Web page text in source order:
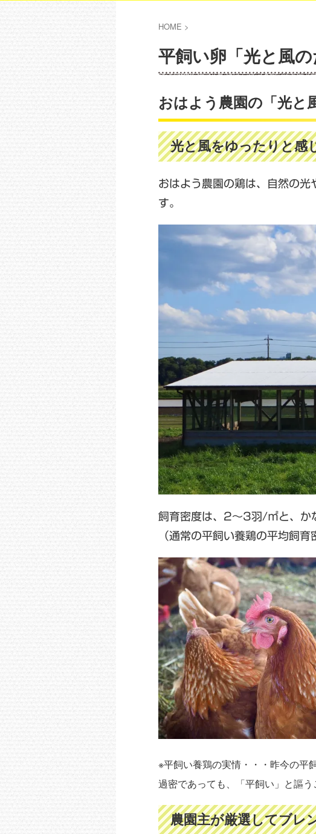
HOME >
平飼い卵「光と風
おはよう農園の「光と
光と風をゆったりと感
おはよう農園の鶏は、自然の
す。
飼育密度は、2～3羽/㎡と、か
（通常の平飼い養鶏の平均飼
※平飼い養鶏の実情・・・昨今の平
過密であっても、「平飼い」と謳う
農園主が厳選してブレ